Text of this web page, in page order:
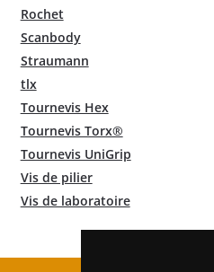
Rochet
Scanbody
Straumann
tlx
Tournevis Hex
Tournevis Torx®
Tournevis UniGrip
Vis de pilier
Vis de laboratoire